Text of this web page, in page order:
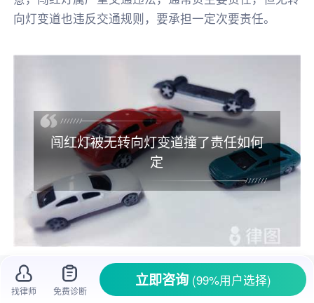
向灯变道也违反交通规则，要承担一定次要责任。
闯红灯被无转向灯变道撞了责任如何
定
开车上路，难免会遇到各种突发状况，交通
事故就是其中之一。就比如闯红灯和无转向灯变
找律师 免费诊断
立即咨询 (99%用户选择)